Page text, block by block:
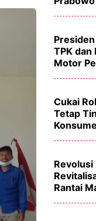
TPK dan
Motor
Cukai
Tetap
Revolusi
Rantai